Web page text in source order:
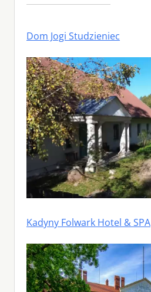
Dom Jogi Studzieniec
Kadyny Folwark Hotel & SPA